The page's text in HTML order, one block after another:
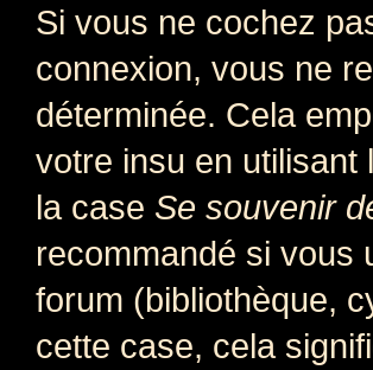
Si vous ne cochez
connexion, vous ne
déterminée. Cela
votre insu en utilisant
la case Se souvenir
recommandé si vous
forum (bibliothèque,
cette case, cela